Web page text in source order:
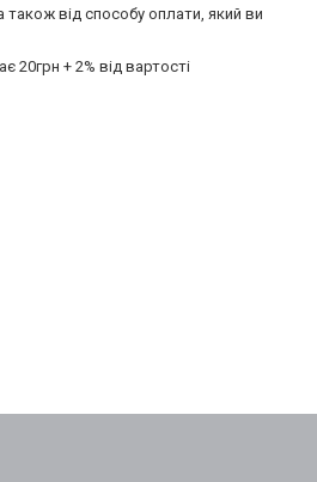
також від способу оплати, який ви
20грн + 2% від вартості